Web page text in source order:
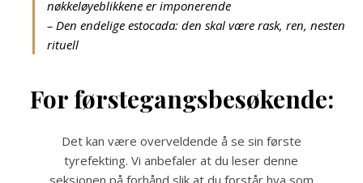
nøkkeløyeblikkene er imponerende
– Den endelige estocada: den skal være rask, ren, nesten
rituell
For førstegangsbesøkende:
Det kan være overveldende å se sin første
tyrefekting. Vi anbefaler at du leser denne
seksjonen på forhånd slik at du forstår hva som